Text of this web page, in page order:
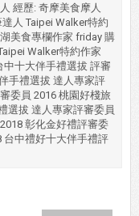
經歷: 奇摩美食摩人
人 Taipei Walker特約
美食專欄作家 friday 購
Walker特約作家
中十大伴手禮選拔 評審
手禮選拔 達人專家評
委員 2016 桃園好棧旅
選拔 達人專家評審委員
彰化金好禮評審委
台中禮好十大伴手禮評